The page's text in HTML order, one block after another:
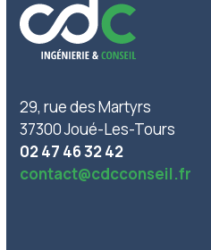
29, rue des Martyrs
37300 Joué-Les-Tours
02 47 46 32 42
contact@cdcconseil.fr